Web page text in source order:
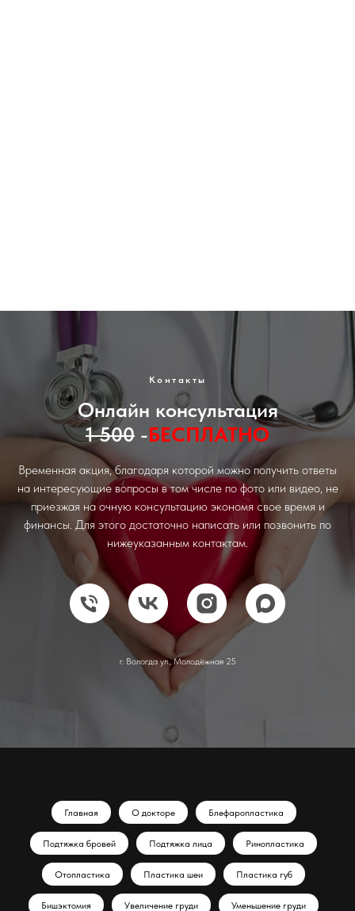
Контакты
Онлайн консультация
1 500 -БЕСПЛАТНО
Временная акция, благодаря которой можно получить ответы
на интересующие вопросы в том числе по фото или видео, не
приезжая на очную консультацию экономя свое время и
финансы. Для этого достаточно написать или позвонить по
нижеуказанным контактам.
г. Вологда ул., Молодёжная 25
Главная О докторе Блефаропластика
Подтяжка бровей Подтяжка лица Ринопластика
Отопластика Пластика шеи Пластика губ
Бишэктомия Увеличение груди Уменьшение груди